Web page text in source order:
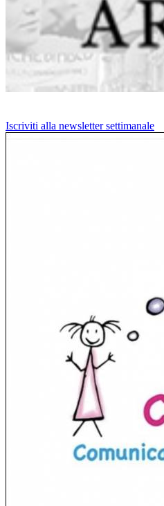
Iscriviti alla newsletter settimanale